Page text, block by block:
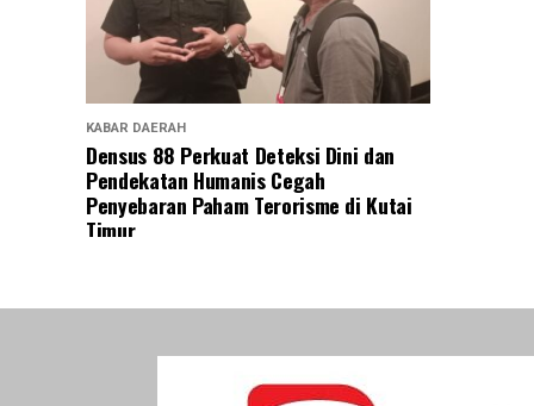
KABAR DAERAH
Densus 88 Perkuat Deteksi Dini dan
Pendekatan Humanis Cegah
Penyebaran Paham Terorisme di Kutai
Timur